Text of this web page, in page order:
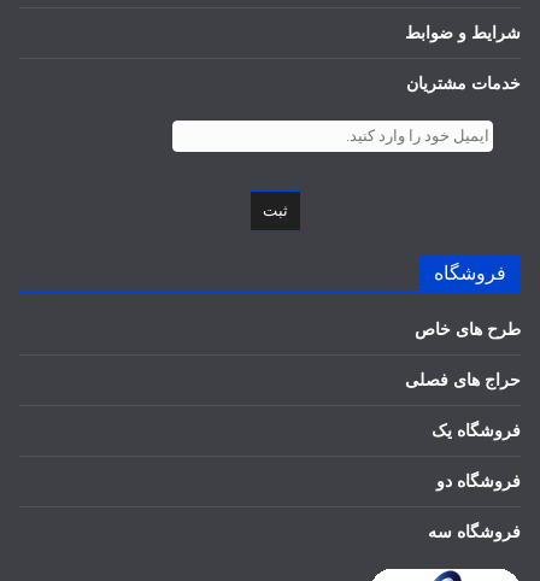
شرایط و ضوابط
خدمات مشتریان
ثبت
فروشگاه
طرح های خاص
حراج های فصلی
فروشگاه یک
فروشگاه دو
فروشگاه سه